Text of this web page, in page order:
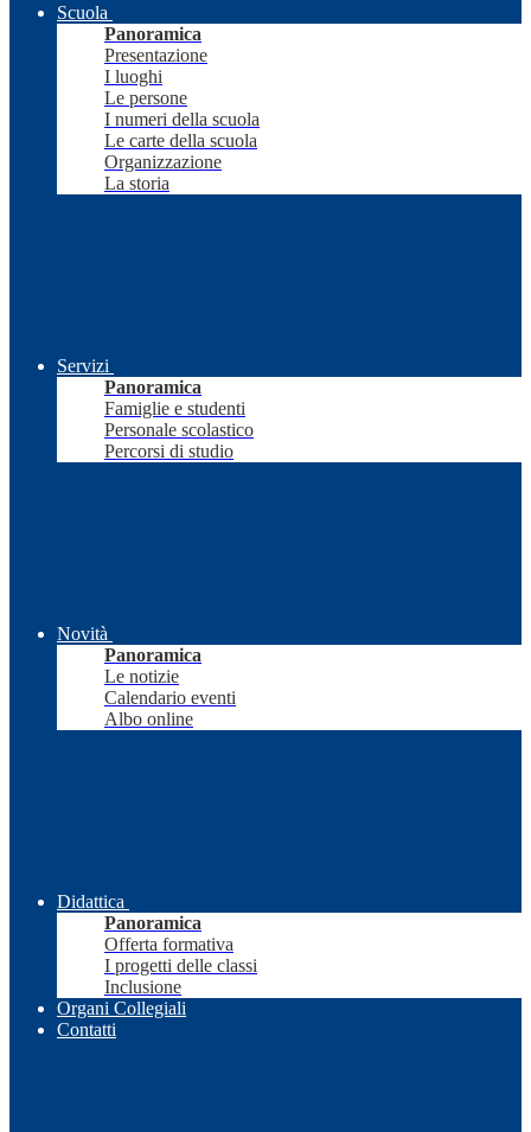
Scuola
Panoramica
Presentazione
I luoghi
Le persone
I numeri della scuola
Le carte della scuola
Organizzazione
La storia
Servizi
Panoramica
Famiglie e studenti
Personale scolastico
Percorsi di studio
Novità
Panoramica
Le notizie
Calendario eventi
Albo online
Didattica
Panoramica
Offerta formativa
I progetti delle classi
Inclusione
Organi Collegiali
Contatti